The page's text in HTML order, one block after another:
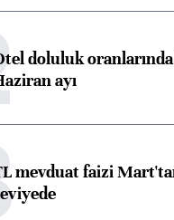
doluluk oranlarında
ayı
mevduat faizi